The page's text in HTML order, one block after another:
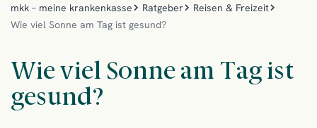
mkk – meine krankenkasse Ratgeber
Reisen & Freizeit
Wie viel Sonne am Tag ist gesund?
Wie viel Sonne am Tag ist
gesund?